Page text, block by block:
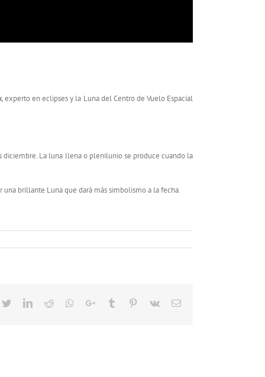
, experto en eclipses y la Luna del Centro de Vuelo Espacial
diciembre. La luna llena o plenilunio se produce cuando la
brillante Luna que dará más simbolismo a la fecha.
TwitterLinkedIn
Reddit Whatsapp
Google+Tumblr Pinterest
Vk Email